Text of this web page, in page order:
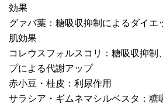
効果
グァバ葉：糖吸収抑制によるダイエ
肌効果
コレウスフォルスコリ：糖吸収抑制
プによる代謝アップ
赤小豆・桂皮：利尿作用
サラシア・ギムネマシルベスタ：糖